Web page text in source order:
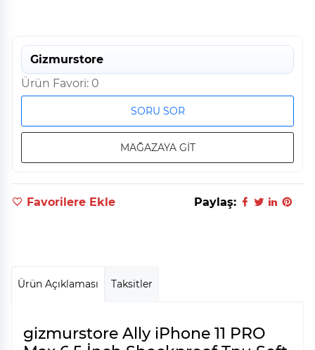
Gizmurstore
Ürün Favori: 0
SORU SOR
MAĞAZAYA GİT
Favorilere Ekle Paylaş:
Ürün Açıklaması Taksitler
gizmurstore Ally iPhone 11 PRO